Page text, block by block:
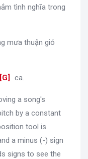
tình nghĩa trong
mưa thuận gió
[G ca.
a song's
by a constant
tool is
a minus (-) sign
signs to see the